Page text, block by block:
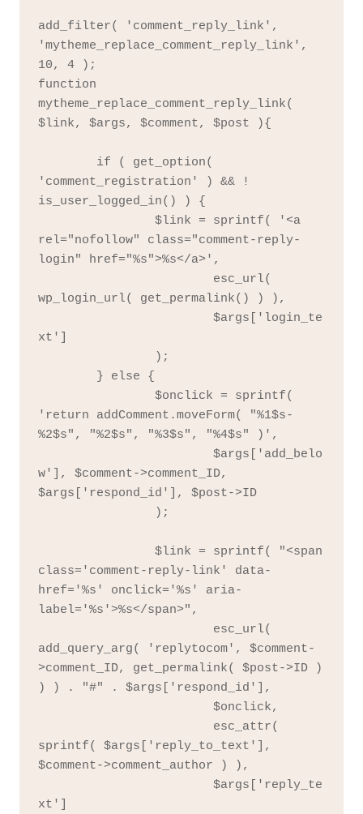
add_filter( 'comment_reply_link',
'mytheme_replace_comment_reply_link',
10, 4 );
function
mytheme_replace_comment_reply_link(
$link, $args, $comment, $post ){
'comment_registration' ) && !
is_user_logged_in() ) {
rel="nofollow" class="comment-reply-
login" href="%s">%s</a>',
wp_login_url( get_permalink() ) ),
xt']
'return addComment.moveForm( "%1$s-
%2$s", "%2$s", "%3$s", "%4$s" )',
w'], $comment->comment_ID,
$args['respond_id'], $post->ID
class='comment-reply-link' data-
href='%s' onclick='%s' aria-
label='%s'>%s</span>",
add_query_arg( 'replytocom', $comment-
>comment_ID, get_permalink( $post->ID )
) ) . "#" . $args['respond_id'],
sprintf( $args['reply_to_text'],
$comment->comment_author ) ),
xt']